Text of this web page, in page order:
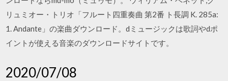
リュミオー・トリオ「フルート四重奏曲 第2番 ト長調 K. 285a:
1. Andante」の楽曲ダウンロード。dミュージックは歌詞やdポ
イントが使える音楽のダウンロードサイトです。
2020/07/08